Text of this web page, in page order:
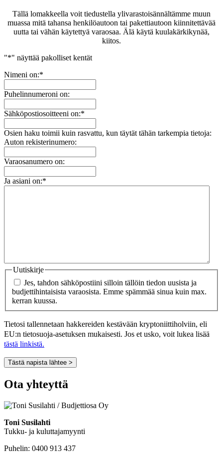
Tällä lomakkeella voit tiedustella ylivarastoisännältämme muun
muassa mitä tahansa henkilöautoon tai pakettiautoon kiinnitettävää
uutta tai vähän käytettyä varaosaa. Älä käytä kuulakärkikynää,
kiitos.
"*" näyttää pakolliset kentät
Nimeni on:*
Puhelinnumeroni on:
Sähköpostiosoitteeni on:*
Osien haku toimii kuin rasvattu, kun täytät tähän tarkempia tietoja:
Auton rekisterinumero:
Varaosanumero on:
Ja asiani on:*
Uutiskirje
Jes, tahdon sähköpostiini silloin tällöin tiedon uusista ja
budjettihintaisista varaosista. Emme spämmää sinua kuin max.
kerran kuussa.
Tietosi tallennetaan hakkereiden kestävään kryptoniittiholviin, eli
EU:n tietosuoja-asetuksen mukaisesti. Jos et usko, voit lukea lisää
tästä linkistä.
Tästä napista lähtee >
Ota yhteyttä
Toni Susilahti
Tukku- ja kuluttajamyynti
Puhelin: 0400 913 437